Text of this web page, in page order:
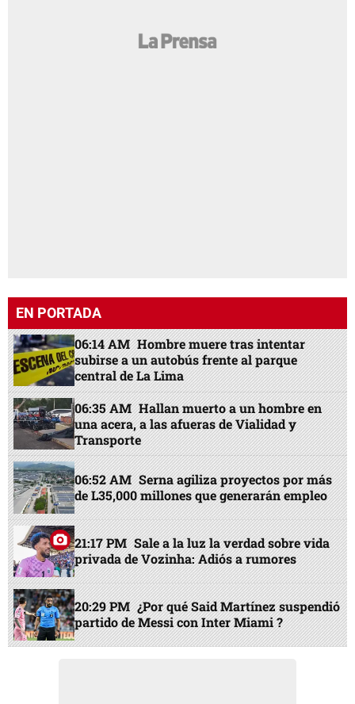
EN PORTADA
06:14 AM Hombre muere tras intentar
subirse a un autobús frente al parque
central de La Lima
06:35 AM Hallan muerto a un hombre en
una acera, a las afueras de Vialidad y
Transporte
06:52 AM Serna agiliza proyectos por más
de L35,000 millones que generarán empleo
21:17 PM Sale a la luz la verdad sobre vida
privada de Vozinha: Adiós a rumores
20:29 PM ¿Por qué Said Martínez suspendió
partido de Messi con Inter Miami ?